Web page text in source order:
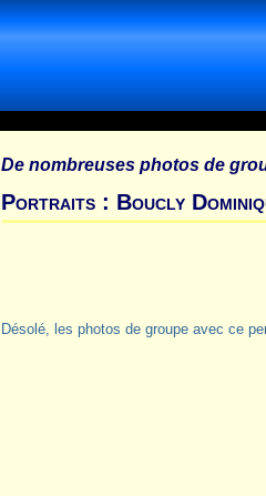
De nombreuses photos de
Portraits : Boucly
Désolé, les photos de groupe avec ce